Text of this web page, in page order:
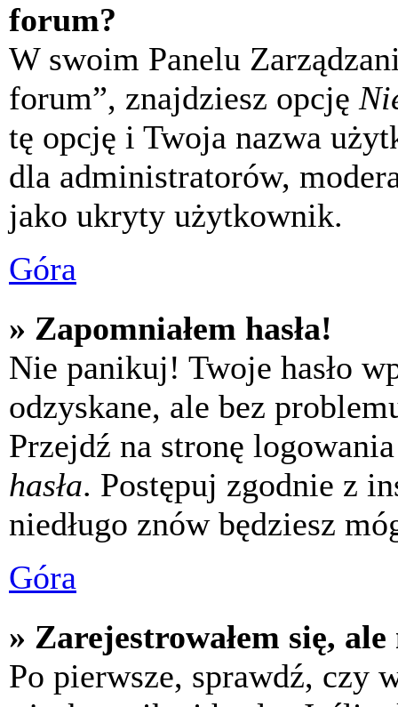
forum?
W swoim Panelu
forum”, znajdziesz opcję
tę opcję i Twoja nazwa
dla administratorów,
jako ukryty użytkownik.
Góra
» Zapomniałem hasła!
Nie panikuj! Twoje hasło
odzyskane, ale bez
Przejdź na stronę
hasła. Postępuj zgodnie z
niedługo znów będziesz
Góra
» Zarejestrowałem się,
Po pierwsze, sprawdź, czy